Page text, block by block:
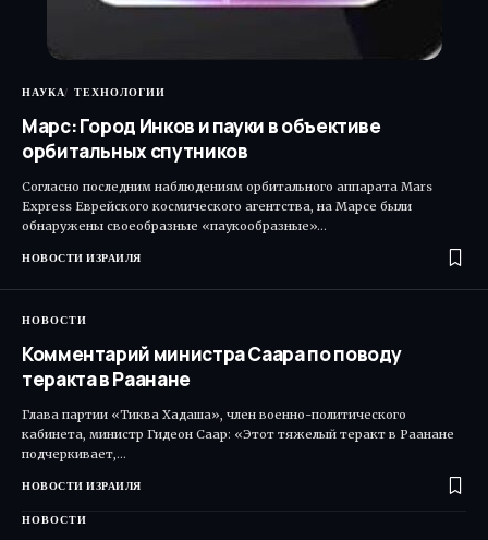
НАУКА ТЕХНОЛОГИИ
Марс: Город Инков и пауки в объективе
орбитальных спутников
Согласно последним наблюдениям орбитального аппарата Mars
Express Еврейского космического агентства, на Марсе были
обнаружены своеобразные «паукообразные»…
НОВОСТИ ИЗРАИЛЯ
НОВОСТИ
Комментарий министра Саара по поводу
теракта в Раанане
Глава партии «Тиква Хадаша», член военно-политического
кабинета, министр Гидеон Саар: «Этот тяжелый теракт в Раанане
подчеркивает,…
НОВОСТИ ИЗРАИЛЯ
НОВОСТИ